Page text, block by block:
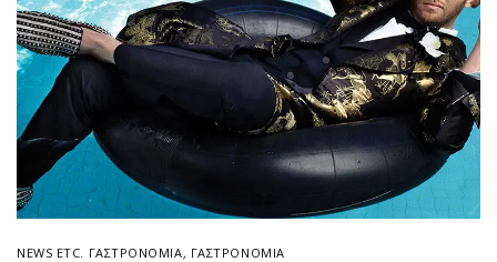
NEWS ETC. ΓΑΣΤΡΟΝΟΜΊΑ, ΓΑΣΤΡΟΝΟΜΙΑ